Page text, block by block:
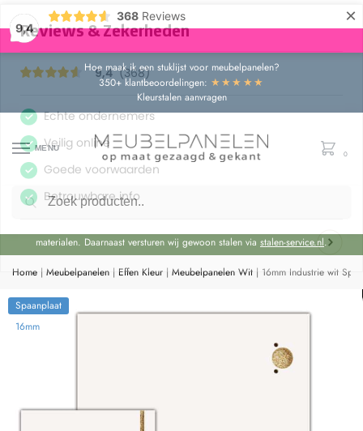
9,4
368 Reviews ×
Hoe maak ik een stuklijst voor meubelpanelen?
350+ klantbeoordelingen: ★★★★★
Kleurstalen aanvragen
MENU
0
Door de bouwvakperiode geldt momenteel een extra levertijd van circa 3 weken
bovenop de reguliere levertijd.
materialen. Daarnaast versturen wij gewoon stalen viastalen-service.nl.
Home | Meubelpanelen | Effen Kleur | Meubelpanelen Wit | 16mm Industrie wit
Spaanplaat
16mm